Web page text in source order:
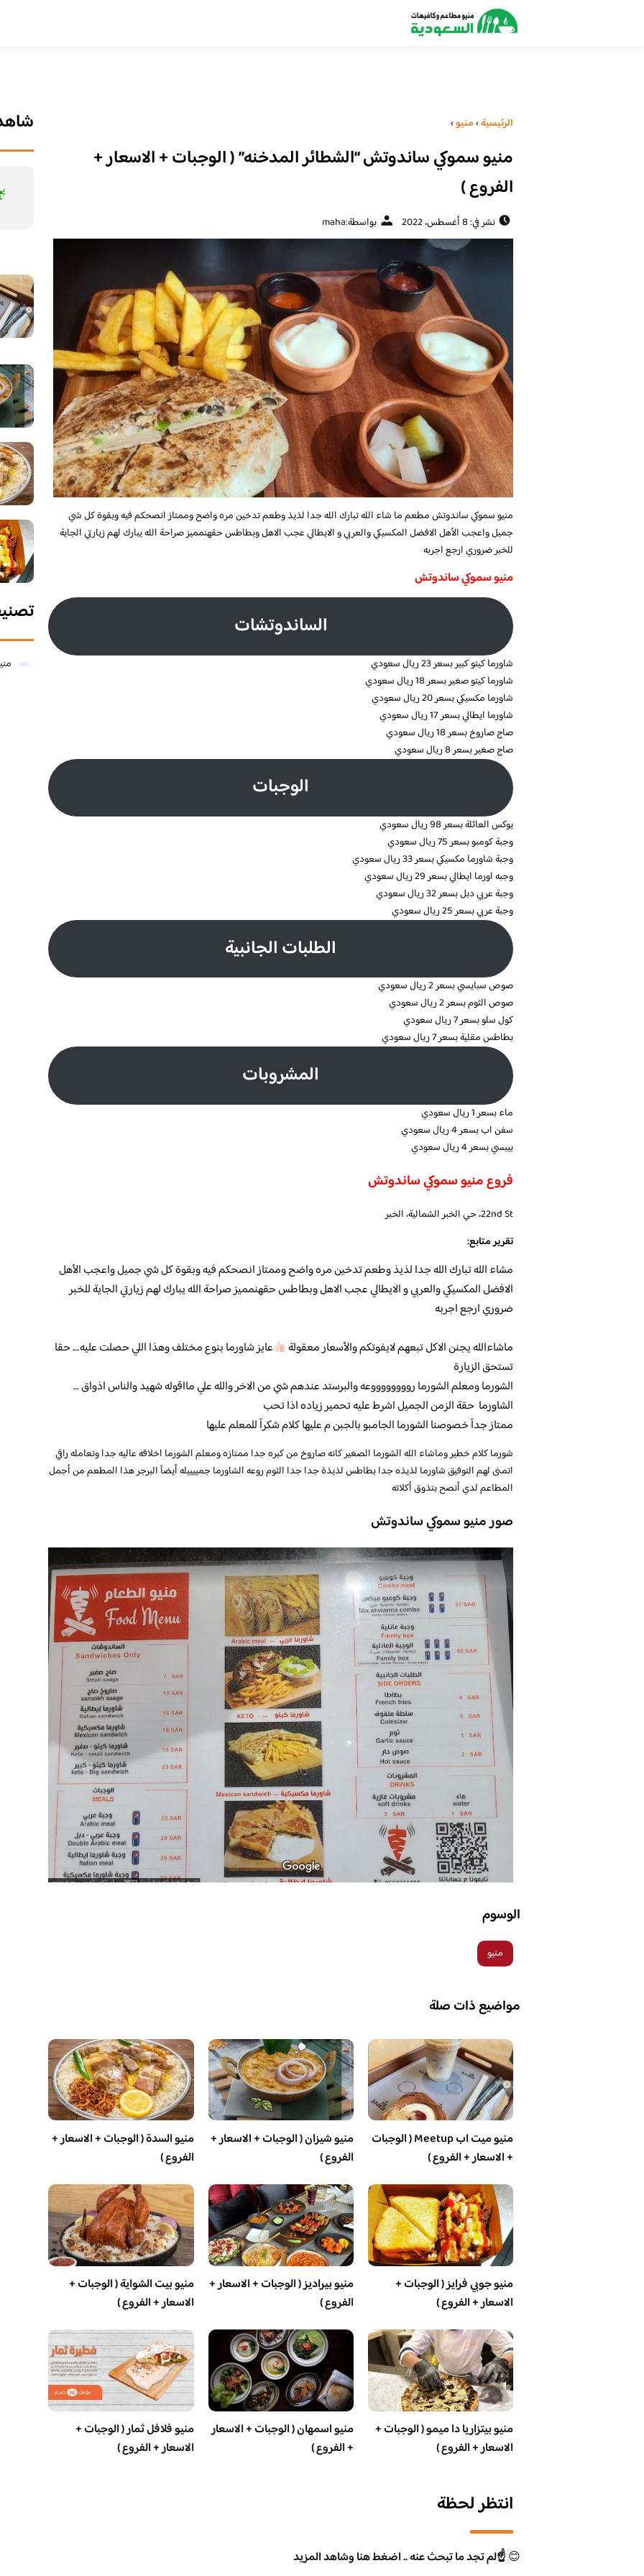
الرئيسية›منيو›
منيو سموكي ساندوتش “الشطائر المدخنه” ( الوجبات + الاسعار +
الفروع )
نشر في: 8 أغسطس، 2022 بواسطة:maha
منيو سموكي ساندوتش مطعمما شاء الله تبارك الله جدا لذيذ وطعم تدخين مره واضح وممتاز انصحكم فيه وبقوة كل شي
جميل واعجب الأهل الافضل المكسيكي والعربي و الايطالي عجب الاهل وبطاطس حقهنمميز صراحة الله يبارك لهم زيارتي الجاية
للخبر ضروري ارجع اجربه
منيو سموكي ساندوتش
الساندوتشات
شاورما كيتو كبير بسعر 23 ريال سعودي
شاورما كيتو صغير بسعر 18 ريال سعودي
شاورما مكسيكي بسعر 20 ريال سعودي
شاورما ايطالي بسعر 17 ريال سعودي
صاج صاروخ بسعر 18 ريال سعودي
صاج صغير بسعر 8 ريال سعودي
الوجبات
يوكس العائلة بسعر 98 ريال سعودي
وجبة كومبو بسعر 75 ريال سعودي
وجبة شاورما مكسيكي بسعر 33 ريال سعودي
وجبه اورما ايطالي بسعر 29 ريال سعودي
وجبة عربي دبل بسعر 32 ريال سعودي
وجبة عربي بسعر 25 ريال سعودي
الطلبات الجانبية
صوص سبايسي بسعر 2 ريال سعودي
صوص الثوم بسعر 2 ريال سعودي
كول سلو بسعر 7 ريال سعودي
بطاطس مقلية بسعر 7 ريال سعودي
المشروبات
ماء بسعر 1 ريال سعودي
سفن اب بسعر 4 ريال سعودي
بيبسي بسعر 4 ريال سعودي
فروع منيو سموكي ساندوتش
22nd St، حي الخبر الشمالية، الخبر
تقرير متابع:
مشاء الله تبارك الله جدا لذيذ وطعم تدخين مره واضح وممتاز انصحكم فيه وبقوة كل شي جميل واعجب الأهل
الافضل المكسيكي والعربي و الايطالي عجب الاهل وبطاطس حقهنمميز صراحة الله يبارك لهم زيارتي الجاية للخبر
ضروري ارجع اجربه
ماشاءالله يجنن الاكل تبعهم لايفوتكم والأسعار معقولة
عايز شاورما بنوع مختلف وهذا اللي حصلت عليه…. حقا
تستحق الزيارة
الشورما ومعلم الشورما رووووووووعه والبرستد عندهم شي من الاخر والله علي مااقوله شهيد والناس اذواق …
الشاورما حقة الزمن الجميل اشرط عليه تحمير زياده اذا تحب
ممتاز جدآ خصوصنا الشورما الجامبو بالجبن م عليها كلام شكرآ للمعلم عليها
شورما كلام خطير وماشاء الله الشورما الصغير كانه صاروخ من كبرهجدا ممتازه ومعلم الشورما اخلاقه عاليه جدا وتعامله راقي
اتمنى لهم التوفيقشاورما لذيذه جدا بطاطس لذيذة جدا جدا الثوم روعه الشاورما جمييييله أيضآ البرجر هذا المطعم من أجمل
المطاعم لدي أنصح بتذوق أكلاته
صور منيو سموكي ساندوتش
الوسوم
منيو
مواضيع ذات صلة
منيو ميت اب Meetup ( الوجبات
+ الاسعار + الفروع )
منيو شيزان ( الوجبات + الاسعار +
الفروع )
منيو السدة ( الوجبات + الاسعار +
الفروع )
منيو جوبي فرايز ( الوجبات +
الاسعار + الفروع )
منيو بيراديز ( الوجبات + الاسعار +
الفروع )
منيو بيت الشواية ( الوجبات +
الاسعار + الفروع )
منيو بيتزاريا دا ميمو ( الوجبات +
الاسعار + الفروع )
منيو اسمهان ( الوجبات + الاسعار
+ الفروع )
منيو فلافل ثمار ( الوجبات +
الاسعار + الفروع )
انتظر لحظة
😊☝️لم تجد ما تبحث عنه .. اضغط هنا وشاهد المزيد